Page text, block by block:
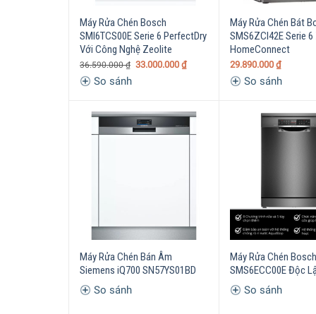
Máy Rửa Chén Bosch
SMI6TCS00E Serie 6 PerfectDry
Với Công Nghệ Zeolite
36.590.000₫ 33.000.000 ₫
So sánh
Máy Rửa Chén Bát
SMS6ZCI42E Serie
HomeConnect
29.890.000 ₫
So sánh
Máy Rửa Chén Bán Âm
Siemens iQ700 SN57YS01BD
So sánh
Máy Rửa Chén
SMS6ECC00E Độc
So sánh